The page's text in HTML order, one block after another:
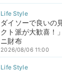
ダイソーで良いの
クト派が大歓喜！
ニ財布
2026/08/06 11:00